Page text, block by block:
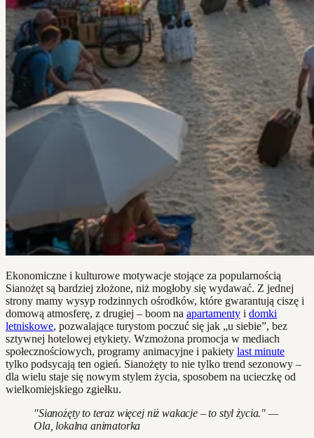
Ekonomiczne i kulturowe motywacje stojące za popularnością
Sianożęt są bardziej złożone, niż mogłoby się wydawać. Z jednej
strony mamy wysyp rodzinnych ośrodków, które gwarantują ciszę i
domową atmosferę, z drugiej – boom na apartamenty i domki
letniskowe, pozwalające turystom poczuć się jak „u siebie”, bez
sztywnej hotelowej etykiety. Wzmożona promocja w mediach
społecznościowych, programy animacyjne i pakiety last minute
tylko podsycają ten ogień. Sianożęty to nie tylko trend sezonowy –
dla wielu staje się nowym stylem życia, sposobem na ucieczkę od
wielkomiejskiego zgiełku.
"Sianożęty to teraz więcej niż wakacje – to styl życia." —
Ola, lokalna animatorka